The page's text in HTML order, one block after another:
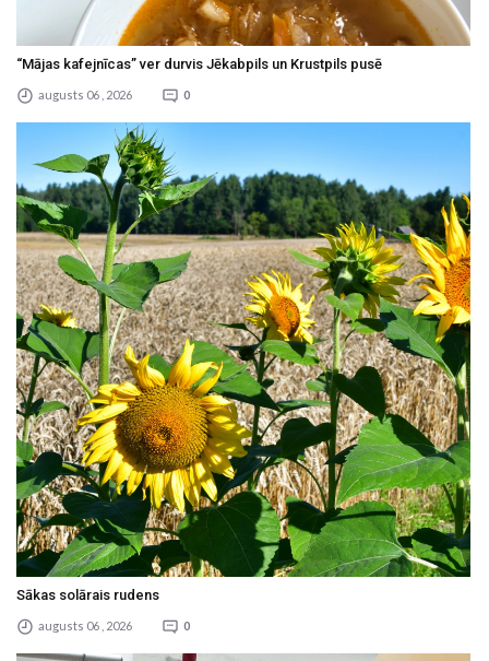
“Mājas kafejnīcas” ver durvis Jēkabpils un Krustpils pusē
augusts 06 , 2026 0
Sākas solārais rudens
augusts 06 , 2026 0